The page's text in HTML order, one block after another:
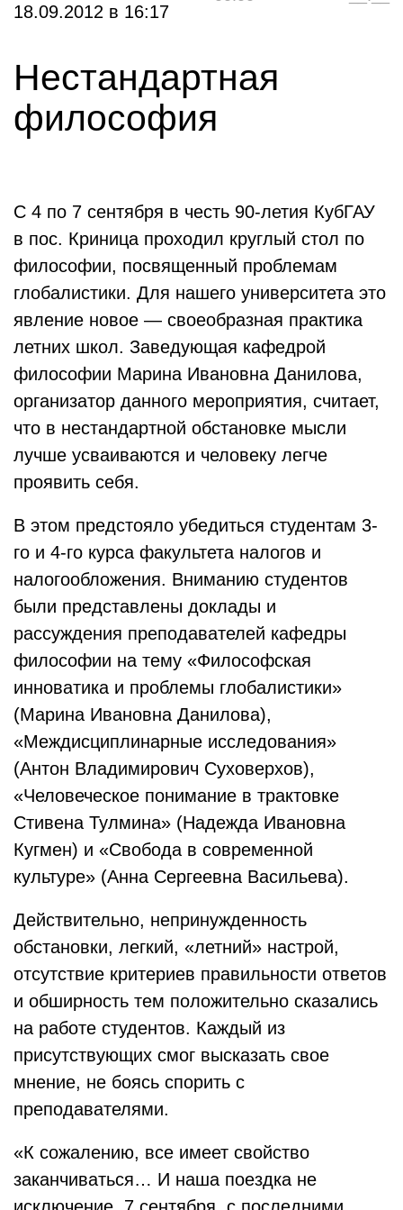
18.09.2012 в 16:17
Нестандартная
философия
С 4 по 7 сентября в честь 90-летия КубГАУ
в пос. Криница проходил круглый стол по
философии, посвященный проблемам
глобалистики. Для нашего университета это
явление новое — своеобразная практика
летних школ. Заведующая кафедрой
философии Марина Ивановна Данилова,
организатор данного мероприятия, считает,
что в нестандартной обстановке мысли
лучше усваиваются и человеку легче
проявить себя.
В этом предстояло убедиться студентам 3-
го и 4-го курса факультета налогов и
налогообложения. Вниманию студентов
были представлены доклады и
рассуждения преподавателей кафедры
философии на тему «Философская
инноватика и проблемы глобалистики»
(Марина Ивановна Данилова),
«Междисциплинарные исследования»
(Антон Владимирович Суховерхов),
«Человеческое понимание в трактовке
Стивена Тулмина» (Надежда Ивановна
Кугмен) и «Свобода в современной
культуре» (Анна Сергеевна Васильева).
Действительно, непринужденность
обстановки, легкий, «летний» настрой,
отсутствие критериев правильности ответов
и обширность тем положительно сказались
на работе студентов. Каждый из
присутствующих смог высказать свое
мнение, не боясь спорить с
преподавателями.
«К сожалению, все имеет свойство
заканчиваться… И наша поездка не